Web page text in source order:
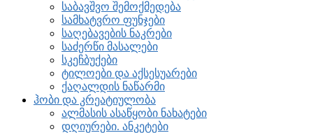
საბავშვო შემოქმედება
სამხატვრო ფუნჯები
საღებავების ნაკრები
საძერწი მასალები
სკეჩბუქები
ტილოები და აქსესუარები
ქაღალდის ნაწარმი
ჰობი და კრეატიულობა
ალმასის ასაწყობი ნახატები
დღიურები. ანკეტები